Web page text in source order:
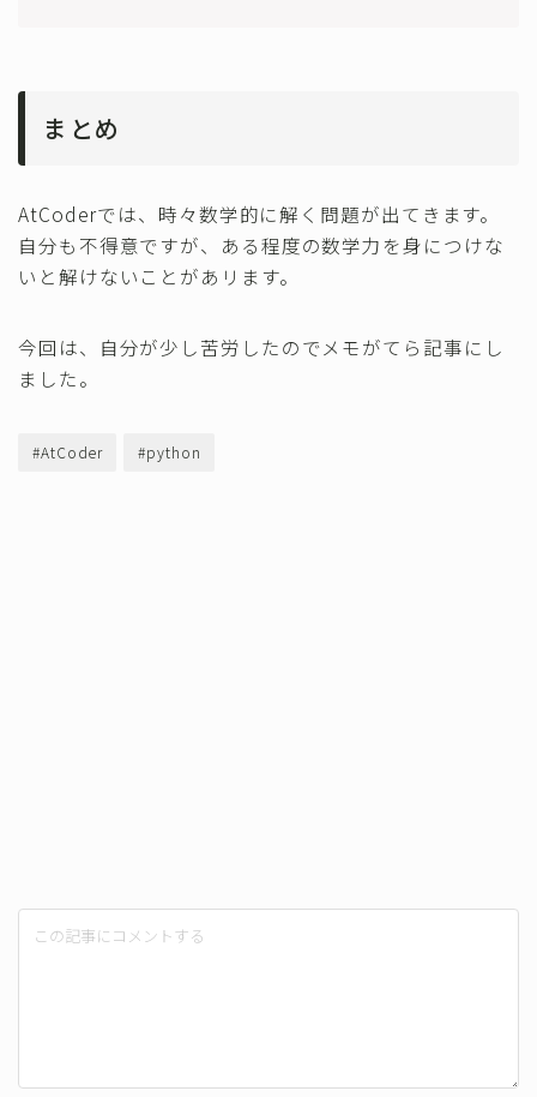
まとめ
AtCoderでは、時々数学的に解く問題が出てきます。
自分も不得意ですが、ある程度の数学力を身につけな
いと解けないことがあリます。
今回は、自分が少し苦労したのでメモがてら記事にし
ました。
#AtCoder #python